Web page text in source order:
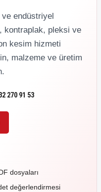
endüstriyel
kontraplak, pleksi ve
kesim hizmeti
malzeme ve üretim
270 91 53
dosyaları
değerlendirmesi